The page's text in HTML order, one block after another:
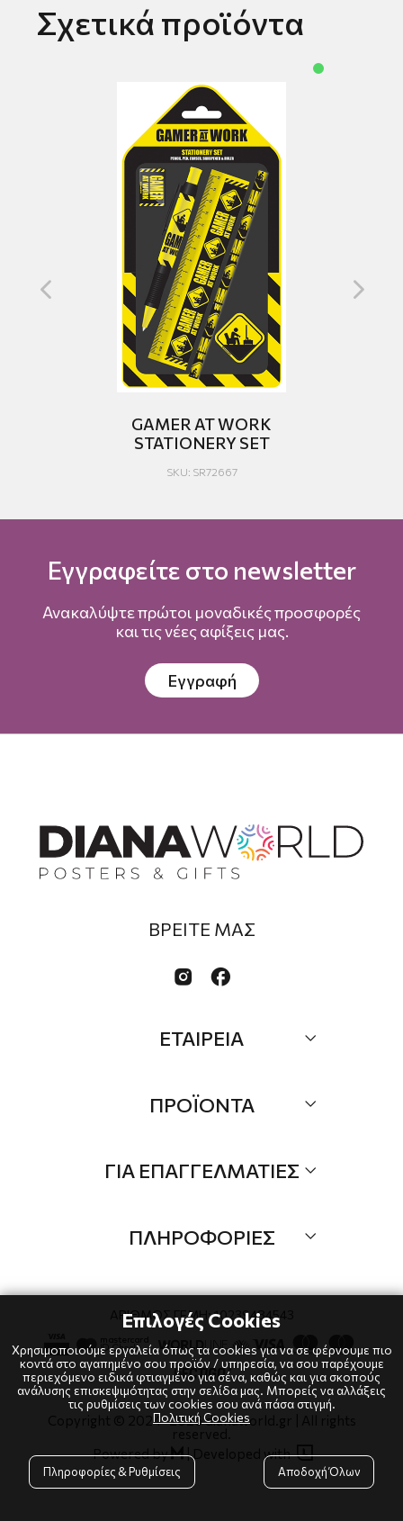
Σχετικά προϊόντα
GAMER AT WORK
STATIONERY SET
SKU: SR72667
Εγγραφείτε στο newsletter
Ανακαλύψτε πρώτοι μοναδικές προσφορές
και τις νέες αφίξεις μας.
Εγγραφή
ΒΡΕΙΤΕ ΜΑΣ
 
ΕΤΑΙΡΕΙΑ
Επικοινωνία
ΠΡΟΪΟΝΤΑ
Προσφορές
Brands
ΓΙΑ ΕΠΑΓΓΕΛΜΑΤΙΕΣ
Λογαριαμός
Τρόποι πληρωμής
Επιστροφές
ΠΛΗΡΟΦΟΡΙΕΣ
Πολιτική Απορρήτου
Copyright © 2024-2026 dianaworld.gr | All rights
Powered by|Developed with
ΑΡΙΘΜΟΣ ΓΕΜΗ: 10239484543
Επιλογές Cookies
Χρησιμοποιούμε εργαλεία όπως τα cookies για να σε φέρνουμε πιο
κοντά στο αγαπημένο σου προϊόν / υπηρεσία, να σου παρέχουμε
περιεχόμενο ειδικά φτιαγμένο για σένα, καθώς και για σκοπούς
ανάλυσης επισκεψιμότητας στην σελίδα μας. Μπορείς να αλλάξεις
τις ρυθμίσεις των cookies σου ανά πάσα στιγμή.
Πολιτική Cookies
Πληροφορίες & Ρυθμίσεις Αποδοχή Όλων